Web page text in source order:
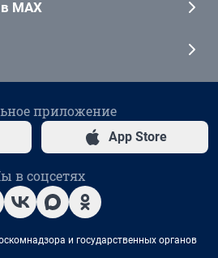
MAX
приложение
App Store
в соцсетях
и государственных органов